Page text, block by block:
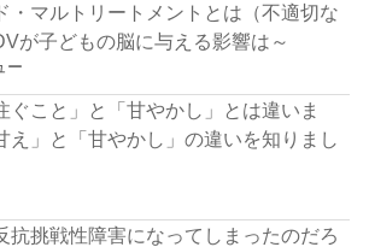
・マルトリートメントとは（不適切な
が子どもの脳に与える影響は～
ー
ぐこと」と「甘やかし」とは違いま
え」と「甘やかし」の違いを知りまし
抗挑戦性障害になってしまったのだろ